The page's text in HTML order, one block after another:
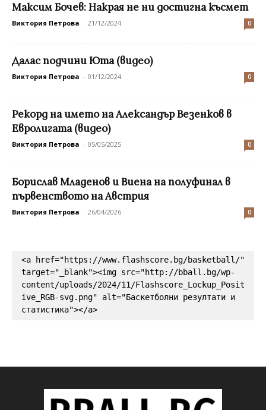
Максим Бочев: Накрая не ни достигна късмет
Виктория Петрова - 21/12/2024 0
Далас подчини Юта (видео)
Виктория Петрова - 01/12/2024 0
Рекорд на името на Александър Везенков в
Евролигата (видео)
Виктория Петрова - 05/05/2025 0
Борислав Младенов и Виена на полуфинал в
първенството на Австрия
Виктория Петрова - 26/04/2026 0
<a href="https://www.flashscore.bg/basketball/"
target="_blank"><img src="http://bball.bg/wp-
content/uploads/2024/11/Flashscore_Lockup_Posit
ive_RGB-svg.png" alt="Баскетболни резултати и
статистика"></a>